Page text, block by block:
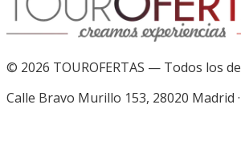
© 2026 TOUROFERTAS — Todos los
Calle Bravo Murillo 153, 28020 Madrid ·